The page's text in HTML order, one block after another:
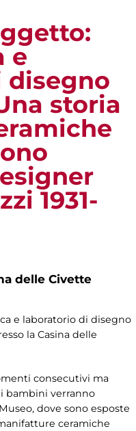
e
disegno
storia
1931-
delle Civette
e laboratorio di disegno
la Casina delle
consecutivi ma
bambini verranno
dove sono esposte
ceramiche